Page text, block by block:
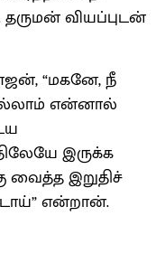
வியப்புடன்
“மகனே, நீ
என்னால்
இருக்க
வைத்த இறுதிச்
என்றான்.